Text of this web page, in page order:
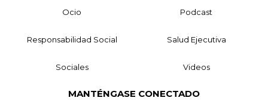
Ocio Podcast
Responsabilidad Social Salud Ejecutiva
Sociales Videos
MANTÉNGASE CONECTADO